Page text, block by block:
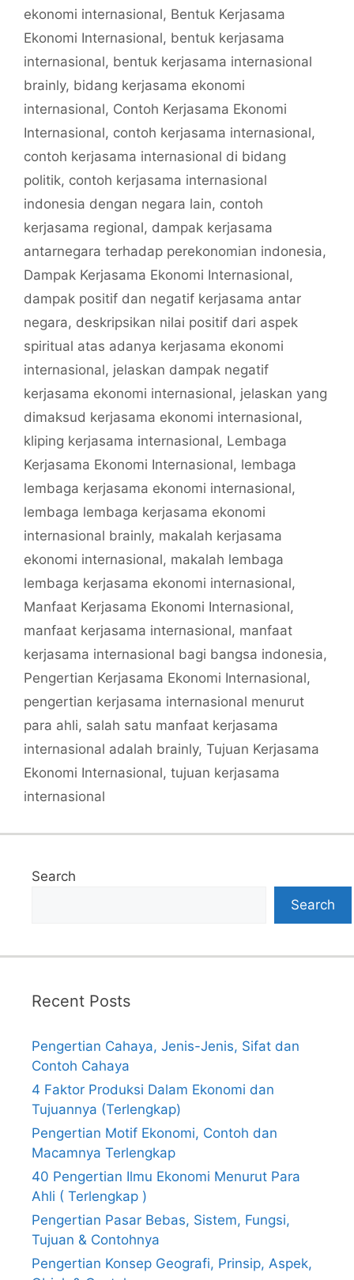
ekonomi internasional, Bentuk Kerjasama
Ekonomi Internasional, bentuk kerjasama
internasional, bentuk kerjasama internasional
brainly, bidang kerjasama ekonomi
internasional, Contoh Kerjasama Ekonomi
Internasional, contoh kerjasama internasional,
contoh kerjasama internasional di bidang
politik, contoh kerjasama internasional
indonesia dengan negara lain, contoh
kerjasama regional, dampak kerjasama
antarnegara terhadap perekonomian indonesia,
Dampak Kerjasama Ekonomi Internasional,
dampak positif dan negatif kerjasama antar
negara, deskripsikan nilai positif dari aspek
spiritual atas adanya kerjasama ekonomi
internasional, jelaskan dampak negatif
kerjasama ekonomi internasional, jelaskan yang
dimaksud kerjasama ekonomi internasional,
kliping kerjasama internasional, Lembaga
Kerjasama Ekonomi Internasional, lembaga
lembaga kerjasama ekonomi internasional,
lembaga lembaga kerjasama ekonomi
internasional brainly, makalah kerjasama
ekonomi internasional, makalah lembaga
lembaga kerjasama ekonomi internasional,
Manfaat Kerjasama Ekonomi Internasional,
manfaat kerjasama internasional, manfaat
kerjasama internasional bagi bangsa indonesia,
Pengertian Kerjasama Ekonomi Internasional,
pengertian kerjasama internasional menurut
para ahli, salah satu manfaat kerjasama
internasional adalah brainly, Tujuan Kerjasama
Ekonomi Internasional, tujuan kerjasama
internasional
Search
Search
Recent Posts
Pengertian Cahaya, Jenis-Jenis, Sifat dan
Contoh Cahaya
4 Faktor Produksi Dalam Ekonomi dan
Tujuannya (Terlengkap)
Pengertian Motif Ekonomi, Contoh dan
Macamnya Terlengkap
40 Pengertian Ilmu Ekonomi Menurut Para
Ahli ( Terlengkap )
Pengertian Pasar Bebas, Sistem, Fungsi,
Tujuan & Contohnya
Pengertian Konsep Geografi, Prinsip, Aspek,